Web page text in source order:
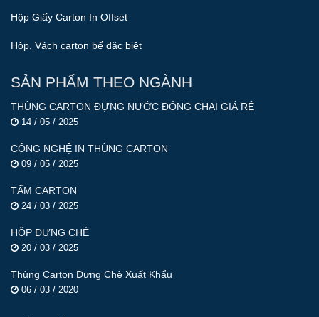
Hộp Giấy Carton In Offset
Hộp, Vách carton bế đặc biệt
SẢN PHẨM THEO NGÀNH
THÙNG CARTON ĐỰNG NƯỚC ĐÓNG CHAI GIÁ RẺ
14 / 05 / 2025
CÔNG NGHỆ IN THÙNG CARTON
09 / 05 / 2025
TẤM CARTON
24 / 03 / 2025
HỘP ĐỰNG CHÈ
20 / 03 / 2025
Thùng Carton Đựng Chè Xuất Khẩu
06 / 03 / 2020